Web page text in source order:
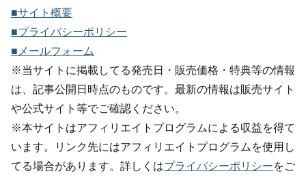
■サイト概要
■プライバシーポリシー
■メールフォーム
※当サイトに掲載してる発売日・販売価格・特典等の情報
は、記事公開日時点のものです。最新の情報は販売サイト
や公式サイト等でご確認ください。
※本サイトはアフィリエイトプログラムによる収益を得て
います。リンク先にはアフィリエイトプログラムを使用し
てる場合があります。詳しくはプライバシーポリシーをご